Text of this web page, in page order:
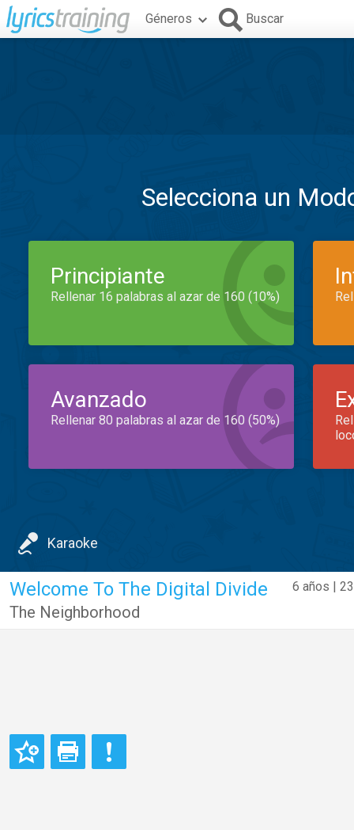
Géneros Buscar
Selecciona un
Principiante
Rellenar 16 palabras al azar de 160 (10%)
Avanzado
Rellenar 80 palabras al azar de 160 (50%)
Karaoke
6 años |
Welcome To The Digital Divide
The Neighborhood